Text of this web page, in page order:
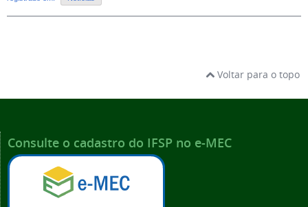
Voltar para o topo
Consulte o cadastro do IFSP no e-MEC